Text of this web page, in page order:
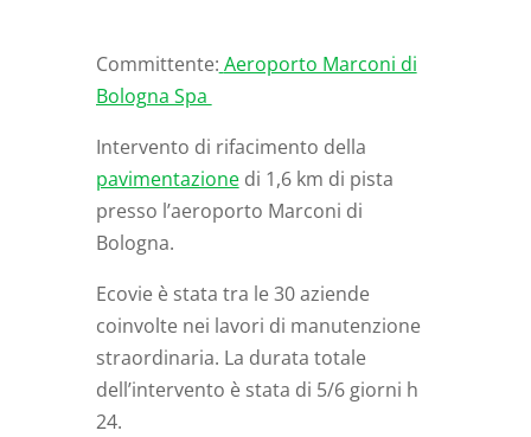
Committente: Aeroporto Marconi di
Bologna Spa
Intervento di rifacimento della
pavimentazionedi 1,6 km di pista
presso l’aeroporto Marconi di
Bologna.
Ecovie è stata tra le 30 aziende
coinvolte nei lavori di manutenzione
straordinaria. La durata totale
dell’intervento è stata di 5/6 giorni h
24.